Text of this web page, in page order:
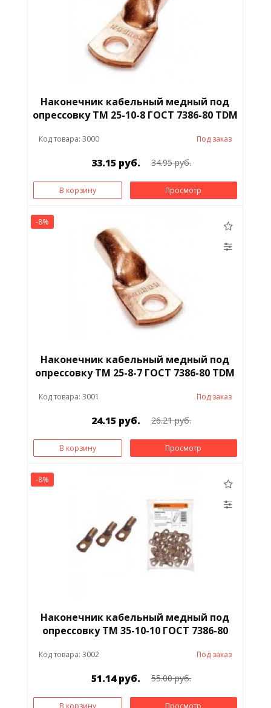
Наконечник кабельный медный под
опрессовку ТМ 25-10-8 ГОСТ 7386-80 TDM
Код товара: 3000 Под заказ
33.15 руб. 34.95 руб.
В корзину Просмотр
-8%
Наконечник кабельный медный под
опрессовку ТМ 25-8-7 ГОСТ 7386-80 TDM
Код товара: 3001 Под заказ
24.15 руб. 26.21 руб.
В корзину Просмотр
-8%
Наконечник кабельный медный под
опрессовку ТМ 35-10-10 ГОСТ 7386-80
Код товара: 3002 Под заказ
51.14 руб. 55.00 руб.
В корзину Просмотр